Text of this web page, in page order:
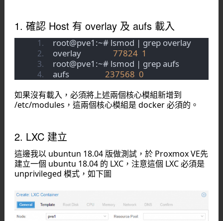
1. 確認 Host 有 overlay 及 aufs 載入
root@pve1:~# lsmod | grep overlay
overlay 77824 1
root@pve1:~# lsmod | grep aufs
aufs 237568 0
如果沒有載入，必須將上述兩個核心模組新增到
/etc/modules，這兩個核心模組是 docker 必須的。
2. LXC 建立
這邊我以 ubuntun 18.04 版做測試，於 Proxmox VE先
建立一個 ubuntu 18.04 的 LXC，注意這個 LXC 必須是
unprivileged 模式，如下圖